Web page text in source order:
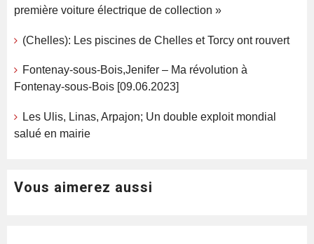
première voiture électrique de collection »
(Chelles): Les piscines de Chelles et Torcy ont rouvert
Fontenay-sous-Bois,Jenifer – Ma révolution à
Fontenay-sous-Bois [09.06.2023]
Les Ulis, Linas, Arpajon; Un double exploit mondial
salué en mairie
Vous aimerez aussi